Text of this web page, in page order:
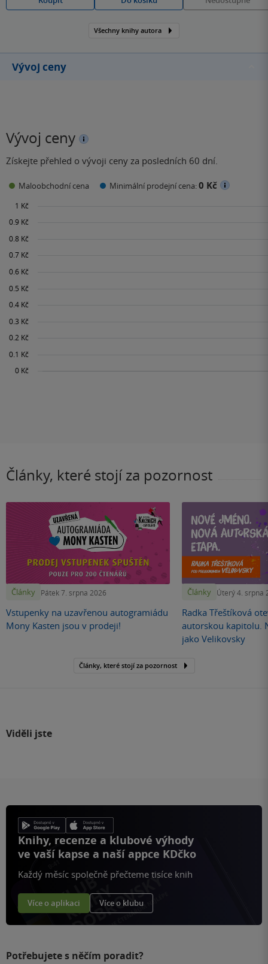
Všechny knihy autora
Vývoj ceny
Vývoj ceny
Získejte přehled o vývoji ceny za posledních 60 dní.
Maloobchodní cena Minimální prodejní cena:0 Kč
Články, které stojí za pozornost
Články Pátek 7. srpna 2026
Vstupenky na uzavřenou autogramiádu
Mony Kasten jsou v prodeji!
Články Úterý 4. srpna
Radka Třeštíková
autorskou kapitolu.
jako Velikovsky
Články, které stojí za pozornost
Viděli jste
Knihy, recenze a klubové výhody
ve vaší kapse a naší appce KDčko
Každý měsíc společně přečteme tisíce knih
Více o aplikaci Více o klubu
Potřebujete s něčím poradit?